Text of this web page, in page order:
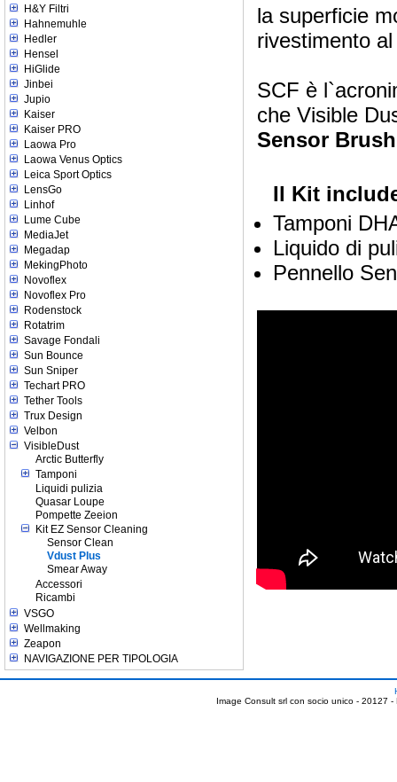
H&Y Filtri
Hahnemuhle
Hedler
Hensel
HiGlide
Jinbei
Jupio
Kaiser
Kaiser PRO
Laowa Pro
Laowa Venus Optics
Leica Sport Optics
LensGo
Linhof
Lume Cube
MediaJet
Megadap
MekingPhoto
Novoflex
Novoflex Pro
Rodenstock
Rotatrim
Savage Fondali
Sun Bounce
Sun Sniper
Techart PRO
Tether Tools
Trux Design
Velbon
VisibleDust
Arctic Butterfly
Tamponi
Liquidi pulizia
Quasar Loupe
Pompette Zeeion
Kit EZ Sensor Cleaning
Sensor Clean
Vdust Plus
Smear Away
Accessori
Ricambi
VSGO
Wellmaking
Zeapon
NAVIGAZIONE PER TIPOLOGIA
la superficie
rivestimento
SCF è
che Visible
Sensor Brush
Il Kit
Tamponi
Liquido di
Pennello
Image Consult srl con socio unico - 20127